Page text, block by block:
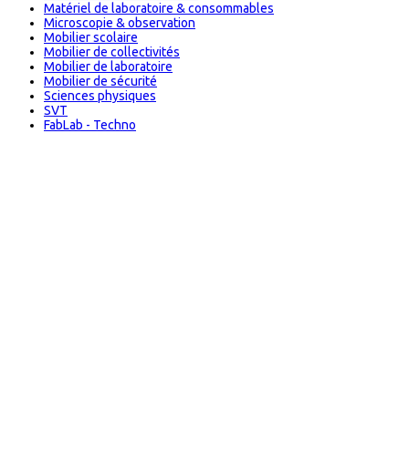
Matériel de laboratoire & consommables
Microscopie & observation
Mobilier scolaire
Mobilier de collectivités
Mobilier de laboratoire
Mobilier de sécurité
Sciences physiques
SVT
FabLab - Techno